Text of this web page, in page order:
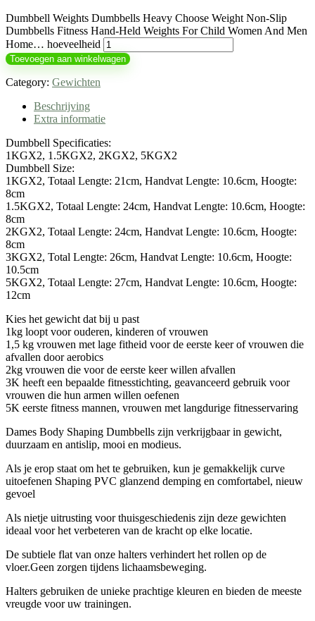
Dumbbell Weights Dumbbells Heavy Choose Weight Non-Slip
Dumbbells Fitness Hand-Held Weights For Child Women And Men
Home… hoeveelheid
Toevoegen aan winkelwagen
Category: Gewichten
Beschrijving
Extra informatie
Dumbbell Specificaties:
1KGX2, 1.5KGX2, 2KGX2, 5KGX2
Dumbbell Size:
1KGX2, Totaal Lengte: 21cm, Handvat Lengte: 10.6cm, Hoogte:
8cm
1.5KGX2, Totaal Lengte: 24cm, Handvat Lengte: 10.6cm, Hoogte:
8cm
2KGX2, Totaal Lengte: 24cm, Handvat Lengte: 10.6cm, Hoogte:
8cm
3KGX2, Total Lengte: 26cm, Handvat Lengte: 10.6cm, Hoogte:
10.5cm
5KGX2, Totaal Lengte: 27cm, Handvat Lengte: 10.6cm, Hoogte:
12cm
Kies het gewicht dat bij u past
1kg loopt voor ouderen, kinderen of vrouwen
1,5 kg vrouwen met lage fitheid voor de eerste keer of vrouwen die
afvallen door aerobics
2kg vrouwen die voor de eerste keer willen afvallen
3K heeft een bepaalde fitnesstichting, geavanceerd gebruik voor
vrouwen die hun armen willen oefenen
5K eerste fitness mannen, vrouwen met langdurige fitnesservaring
Dames Body Shaping Dumbbells zijn verkrijgbaar in gewicht,
duurzaam en antislip, mooi en modieus.
Als je erop staat om het te gebruiken, kun je gemakkelijk curve
uitoefenen Shaping PVC glanzend demping en comfortabel, nieuw
gevoel
Als nietje uitrusting voor thuisgeschiedenis zijn deze gewichten
ideaal voor het verbeteren van de kracht op elke locatie.
De subtiele flat van onze halters verhindert het rollen op de
vloer.Geen zorgen tijdens lichaamsbeweging.
Halters gebruiken de unieke prachtige kleuren en bieden de meeste
vreugde voor uw trainingen.